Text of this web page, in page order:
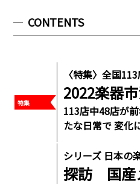
CONTENTS
〈特集〉全国
2022楽器
113店中48店が
たな日常で 変化
シリーズ 日本の
探訪 国産